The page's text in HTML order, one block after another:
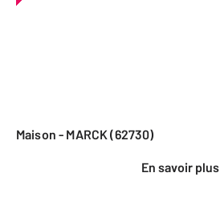
Maison - MARCK (62730)
En savoir plus